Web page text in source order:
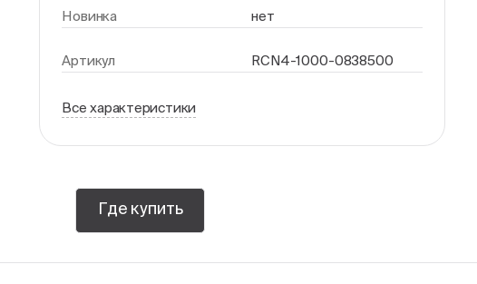
Новинка нет
Артикул RCN4-1000-0838500
Все характеристики
Где купить